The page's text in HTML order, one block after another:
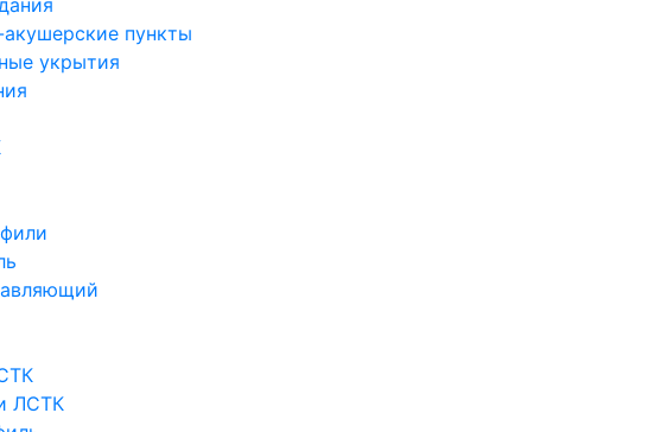
пункты
укрытия
ЛСТК